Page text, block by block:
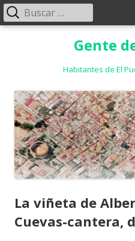
Gente
Habitantes de El
Menú
Buscar:
La viñeta de
Cuevas-cantera,